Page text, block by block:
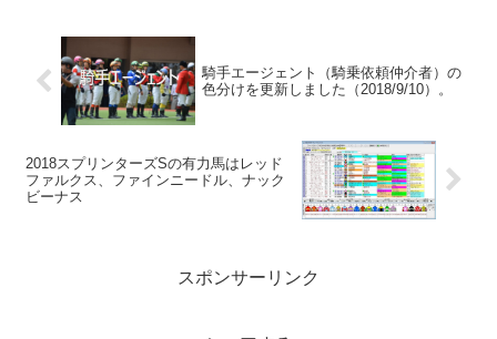
騎手エージェント（騎乗依頼仲介者）の
色分けを更新しました（2018/9/10）。
2018スプリンターズSの有力馬はレッド
ファルクス、ファインニードル、ナック
ビーナス
スポンサーリンク